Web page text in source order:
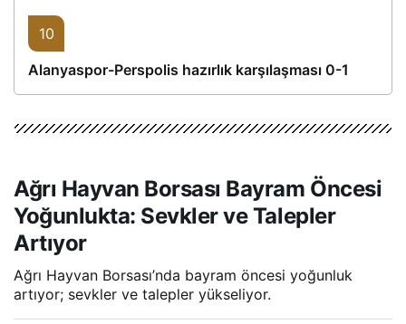
10
Alanyaspor-Perspolis hazırlık karşılaşması 0-1
Ağrı Hayvan Borsası Bayram Öncesi
Yoğunlukta: Sevkler ve Talepler
Artıyor
Ağrı Hayvan Borsası’nda bayram öncesi yoğunluk
artıyor; sevkler ve talepler yükseliyor.